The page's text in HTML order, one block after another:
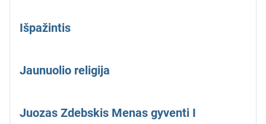
Išpažintis
Jaunuolio religija
Juozas Zdebskis Menas gyventi I